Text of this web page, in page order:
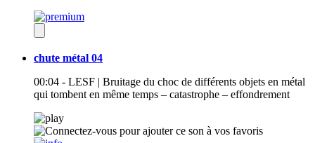
chute métal 04
00:04 - LESF | Bruitage du choc de différents objets en métal
qui tombent en même temps – catastrophe – effondrement